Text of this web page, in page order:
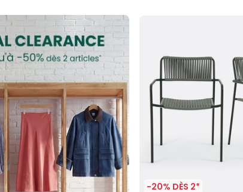
-20% DÈS 2*